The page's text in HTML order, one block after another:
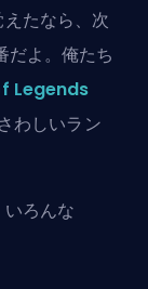
たなら、次
だよ。俺たち
Legends
わしいラン
いろんな